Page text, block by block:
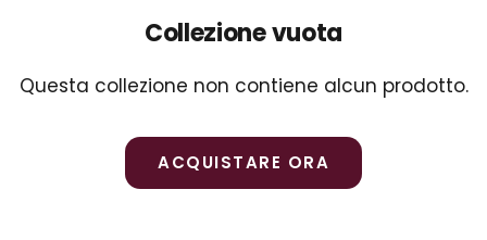
Collezione vuota
Questa collezione non contiene alcun prodotto.
ACQUISTARE ORA